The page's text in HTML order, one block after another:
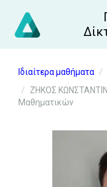
Ιδιαίτερα μαθήματα
ΖΗΚΟΣ
Μαθηματικών